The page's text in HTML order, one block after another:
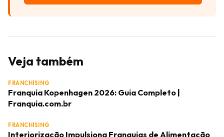
Veja também
FRANCHISING
Franquia Kopenhagen 2026: Guia Completo |
Franquia.com.br
FRANCHISING
Interiorização Impulsiona Franquias de Alimentação